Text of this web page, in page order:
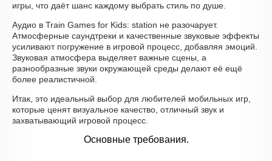
игры, что даёт шанс каждому выбрать стиль по душе.
Аудио в Train Games for Kids: station не разочарует.
Атмосферные саундтреки и качественные звуковые эффекты
усиливают погружение в игровой процесс, добавляя эмоций.
Звуковая атмосфера выделяет важные сцены, а
разнообразные звуки окружающей среды делают её ещё
более реалистичной.
Итак, это идеальный выбор для любителей мобильных игр,
которые ценят визуальное качество, отличный звук и
захватывающий игровой процесс.
Основные требования.